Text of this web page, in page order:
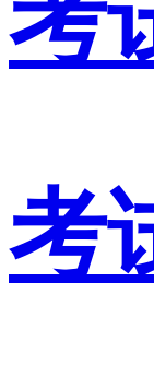
考
考